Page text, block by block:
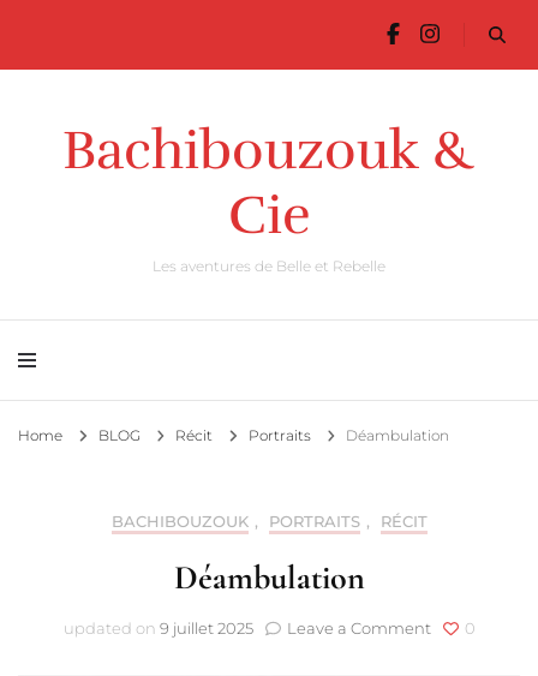
Bachibouzouk &
Cie
Les aventures de Belle et Rebelle
Home BLOG Récit Portraits Déambulation
BACHIBOUZOUK , PORTRAITS , RÉCIT
Déambulation
updated on 9 juillet 2025 Leave a Commenton
0